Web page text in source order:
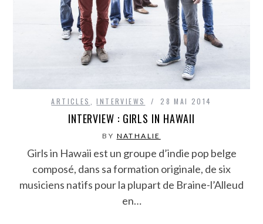
ARTICLES ,INTERVIEWS 28 MAI 2014
INTERVIEW : GIRLS IN HAWAII
BY NATHALIE
Girls in Hawaii est un groupe d’indie pop belge
composé, dans sa formation originale, de six
musiciens natifs pour la plupart de Braine-l’Alleud
en…